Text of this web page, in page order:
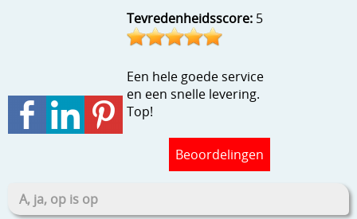
Tevredenheidsscore: 5
Een hele goede service
en een snelle levering.
Top!
Beoordelingen
A, ja, op is op